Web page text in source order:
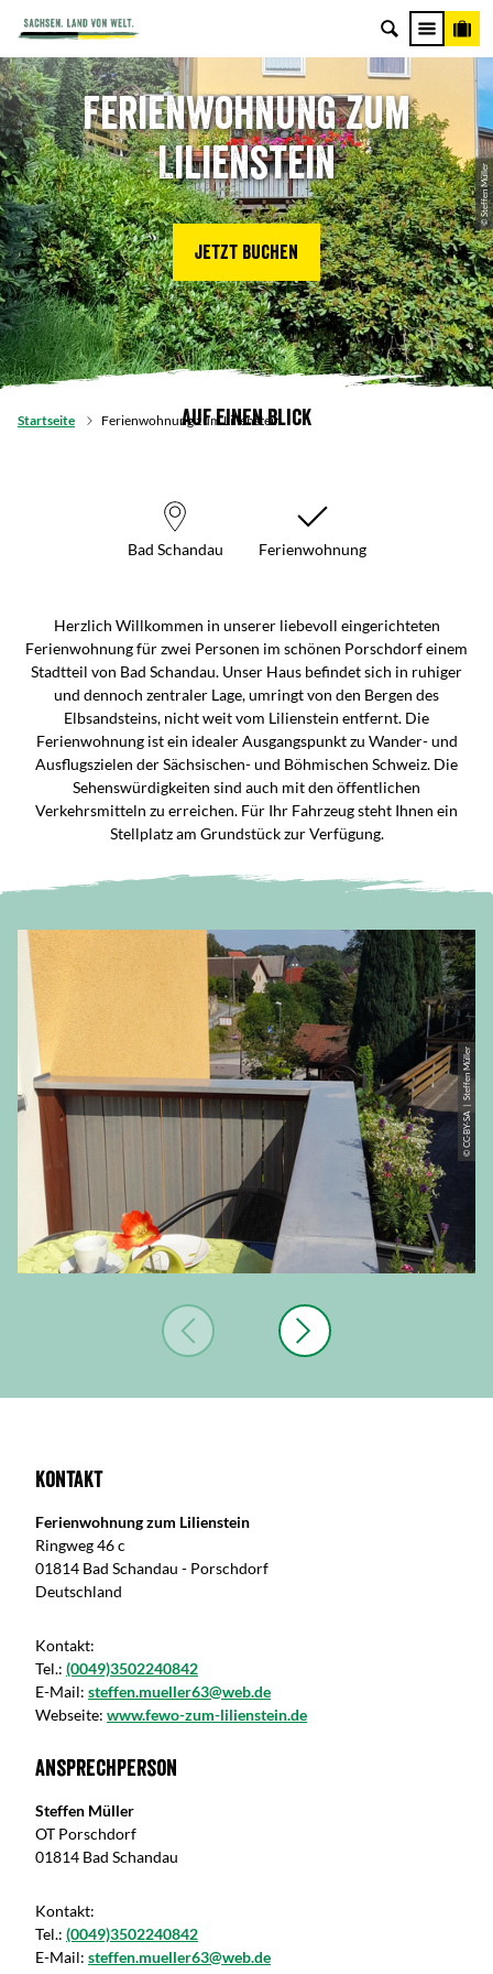
© Steffen Müller
Ferienwohnung zum
Lilienstein
Jetzt buchen
Startseite Ferienwohnung zum Lilienstein
Auf einen Blick
Bad Schandau Ferienwohnung
Herzlich Willkommen in unserer liebevoll eingerichteten
Ferienwohnung für zwei Personen im schönen Porschdorf einem
Stadtteil von Bad Schandau. Unser Haus befindet sich in ruhiger
und dennoch zentraler Lage, umringt von den Bergen des
Elbsandsteins, nicht weit vom Lilienstein entfernt. Die
Ferienwohnung ist ein idealer Ausgangspunkt zu Wander- und
Ausflugszielen der Sächsischen- und Böhmischen Schweiz. Die
Sehenswürdigkeiten sind auch mit den öffentlichen
Verkehrsmitteln zu erreichen. Für Ihr Fahrzeug steht Ihnen ein
Stellplatz am Grundstück zur Verfügung.
© CC-BY-SA | Steffen Müller
Kontakt
Ferienwohnung zum Lilienstein
Ringweg 46 c
01814 Bad Schandau - Porschdorf
Deutschland
Kontakt:
Tel.: (0049)3502240842
E-Mail: steffen.mueller63@web.de
Webseite: www.fewo-zum-lilienstein.de
Ansprechperson
Steffen Müller
OT Porschdorf
01814 Bad Schandau
Kontakt:
Tel.: (0049)3502240842
E-Mail: steffen.mueller63@web.de